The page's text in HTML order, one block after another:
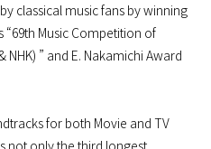
classical music fans by winning
Music Competition of
NHK) ” and E. Nakamichi Award
for both Movie and TV